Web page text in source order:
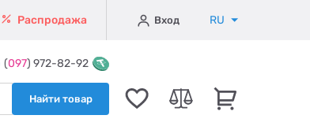
Распродажа Вход RU
(097) 972-82-92
Найти товар